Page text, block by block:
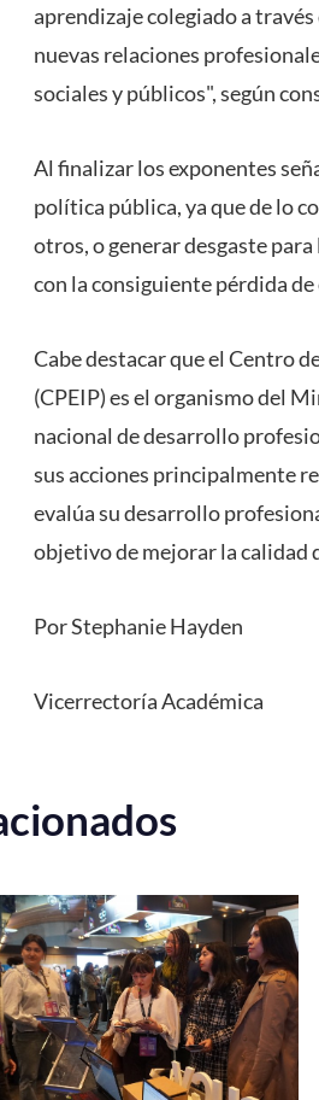
aprendizaje colegiado a
nuevas relaciones
sociales y públicos", según
Al finalizar los exponentes
política pública, ya que de lo
otros, o generar desgaste
con la consiguiente pérdida
Cabe destacar que el Centro
(CPEIP) es el organismo del
nacional de desarrollo
sus acciones principalmente
evalúa su desarrollo
objetivo de mejorar la calidad
Por Stephanie Hayden
Vicerrectoría Académica